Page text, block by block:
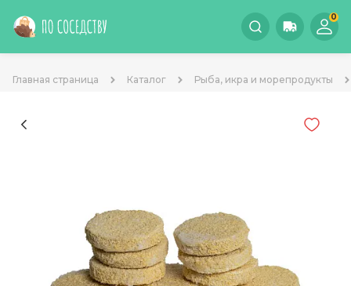
0
Главная страница Каталог Рыба, икра и морепродукты